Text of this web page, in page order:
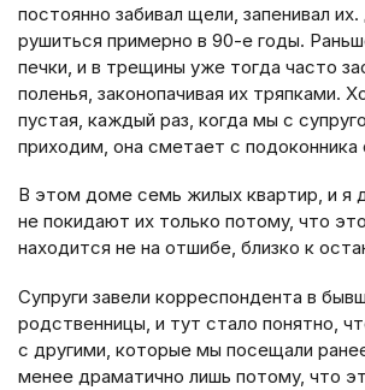
постоянно забивал щели, запенивал
рушиться примерно в 90-е годы.
печки, и в трещины уже тогда часто
поленья, законопачивая их тряпками.
пустая, каждый раз, когда мы с
приходим, она сметает с подоконника
В этом доме семь жилых квартир, и я
не покидают их только потому, что
находится не на отшибе, близко к
Супруги завели корреспондента в
родственницы, и тут стало понятно,
с другими, которые мы посещали
менее драматично лишь потому, что